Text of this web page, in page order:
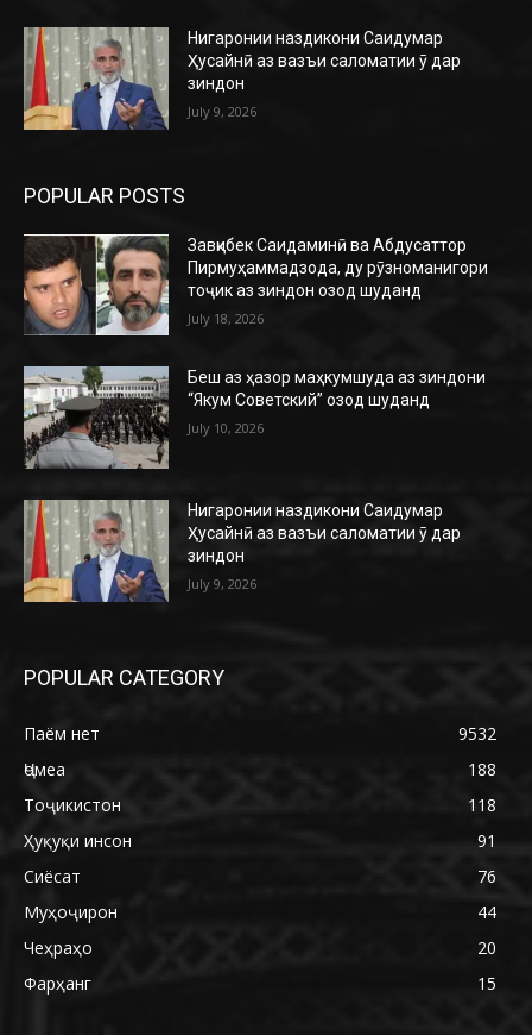
Нигаронии наздикони Саидумар
Ҳусайнӣ аз вазъи саломатии ӯ дар
зиндон
July 9, 2026
POPULAR POSTS
Завқибек Саидаминӣ ва Абдусаттор
Пирмуҳаммадзода, ду рӯзноманигори
тоҷик аз зиндон озод шуданд
July 18, 2026
Беш аз ҳазор маҳкумшуда аз зиндони
“Якум Советский” озод шуданд
July 10, 2026
Нигаронии наздикони Саидумар
Ҳусайнӣ аз вазъи саломатии ӯ дар
зиндон
July 9, 2026
POPULAR CATEGORY
Паём нет
9532
Ҷомеа
188
Тоҷикистон
118
Ҳуқуқи инсон
91
Сиёсат
76
Муҳоҷирон
44
Чеҳраҳо
20
Фарҳанг
15